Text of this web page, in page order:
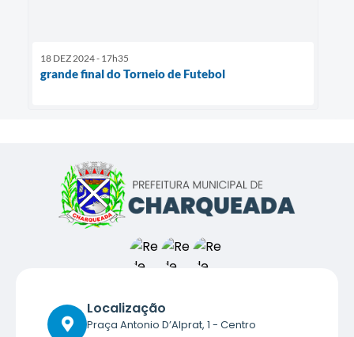
18 DEZ 2024 - 17h35
grande final do Torneio de Futebol
Localização
Praça Antonio D’Alprat, 1 - Centro